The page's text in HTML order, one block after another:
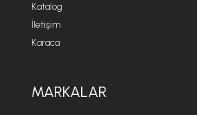
Katalog
İletişim
Karaca
MARKALAR